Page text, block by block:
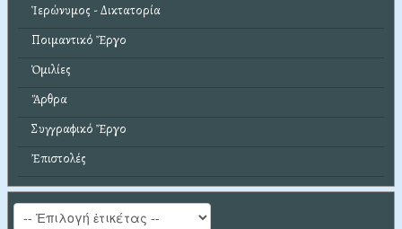
Ἱερώνυμος - Δικτατορία
Ποιμαντικό Ἔργο
Ὁμιλίες
Ἄρθρα
Συγγραφικό Ἔργο
Ἐπιστολές